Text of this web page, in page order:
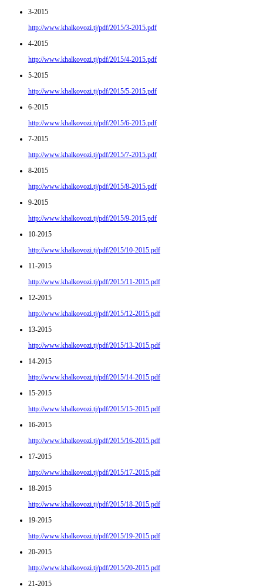
3-2015
http://www.khalkovozi.tj/pdf/2015/3-2015.pdf
4-2015
http://www.khalkovozi.tj/pdf/2015/4-2015.pdf
5-2015
http://www.khalkovozi.tj/pdf/2015/5-2015.pdf
6-2015
http://www.khalkovozi.tj/pdf/2015/6-2015.pdf
7-2015
http://www.khalkovozi.tj/pdf/2015/7-2015.pdf
8-2015
http://www.khalkovozi.tj/pdf/2015/8-2015.pdf
9-2015
http://www.khalkovozi.tj/pdf/2015/9-2015.pdf
10-2015
http://www.khalkovozi.tj/pdf/2015/10-2015.pdf
11-2015
http://www.khalkovozi.tj/pdf/2015/11-2015.pdf
12-2015
http://www.khalkovozi.tj/pdf/2015/12-2015.pdf
13-2015
http://www.khalkovozi.tj/pdf/2015/13-2015.pdf
14-2015
http://www.khalkovozi.tj/pdf/2015/14-2015.pdf
15-2015
http://www.khalkovozi.tj/pdf/2015/15-2015.pdf
16-2015
http://www.khalkovozi.tj/pdf/2015/16-2015.pdf
17-2015
http://www.khalkovozi.tj/pdf/2015/17-2015.pdf
18-2015
http://www.khalkovozi.tj/pdf/2015/18-2015.pdf
19-2015
http://www.khalkovozi.tj/pdf/2015/19-2015.pdf
20-2015
http://www.khalkovozi.tj/pdf/2015/20-2015.pdf
21-2015